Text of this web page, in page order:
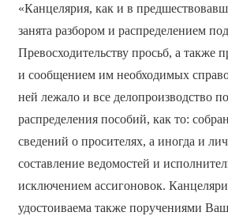
«Канцелярия, как и в
занята разбором и распределением
Превосходительству просьб, а также
и сообщением им необходимых
ней лежало и все делопроизводство
распределения пособий, как то:
сведений о просителях, а иногда и
составление ведомостей и
исключением ассигоновок.
удостоиваема также поручениями